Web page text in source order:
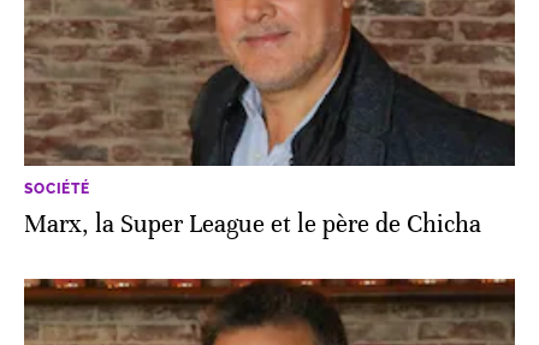
SOCIÉTÉ
Marx, la Super League et le père de Chicha